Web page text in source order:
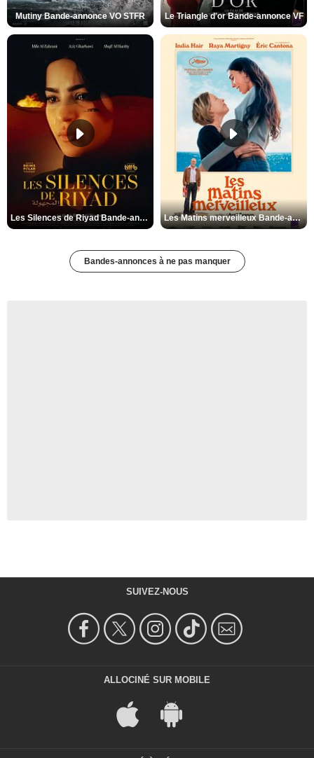
Mutiny Bande-annonce VO STFR Le Triangle d'or Bande-annonce VF
Les Silences de Riyad Bande-annonce VO STFR Les Matins merveilleux Bande-annonce VF
Bandes-annonces à ne pas manquer
SUIVEZ-NOUS
ALLOCINÉ SUR MOBILE